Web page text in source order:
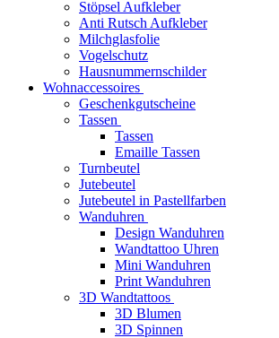
Stöpsel Aufkleber
Anti Rutsch Aufkleber
Milchglasfolie
Vogelschutz
Hausnummernschilder
Wohnaccessoires
Geschenkgutscheine
Tassen
Tassen
Emaille Tassen
Turnbeutel
Jutebeutel
Jutebeutel in Pastellfarben
Wanduhren
Design Wanduhren
Wandtattoo Uhren
Mini Wanduhren
Print Wanduhren
3D Wandtattoos
3D Blumen
3D Spinnen